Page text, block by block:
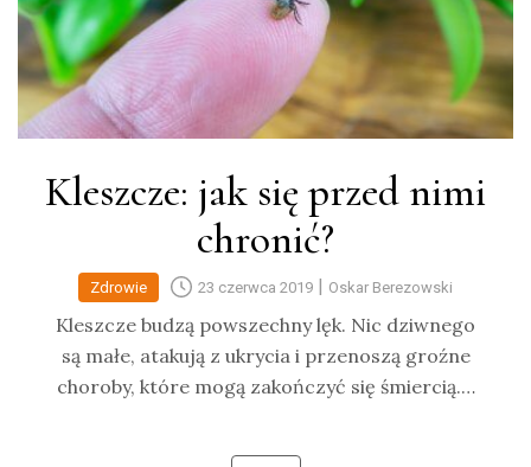
Kleszcze: jak się przed nimi
chronić?
Zdrowie 23 czerwca 2019 | Oskar Berezowski
Kleszcze budzą powszechny lęk. Nic dziwnego
są małe, atakują z ukrycia i przenoszą groźne
choroby, które mogą zakończyć się śmiercią.…